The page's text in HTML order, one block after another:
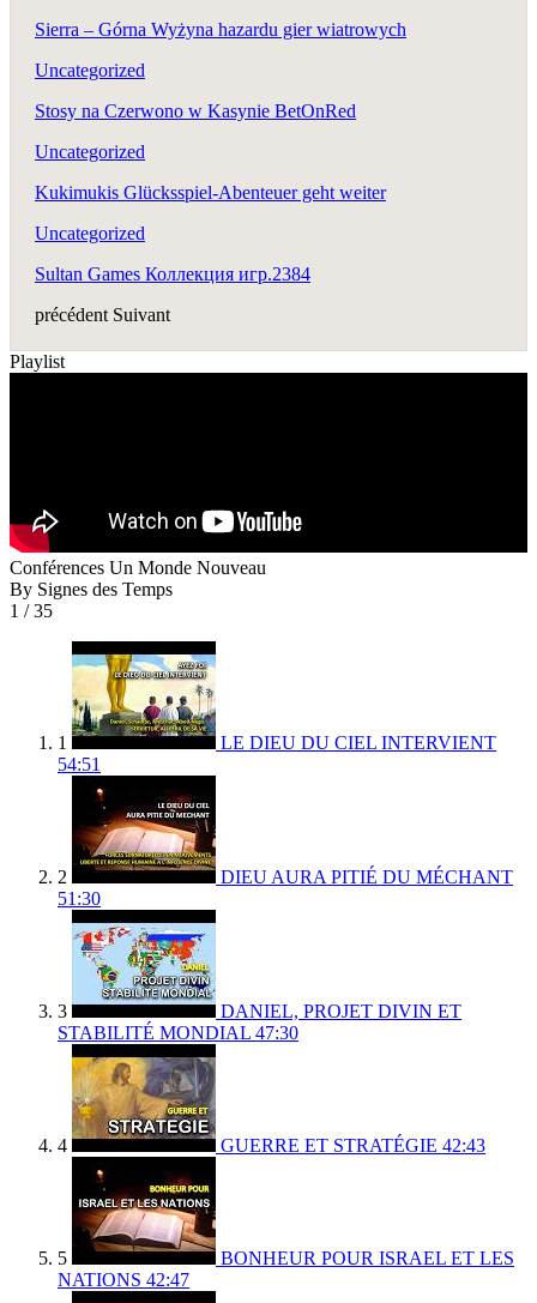
Sierra – Górna Wyżyna hazardu gier wiatrowych
Uncategorized
Stosy na Czerwono w Kasynie BetOnRed
Uncategorized
Kukimukis Glücksspiel-Abenteuer geht weiter
Uncategorized
Sultan Games Коллекция игр.2384
précédent Suivant
Playlist
Conférences Un Monde Nouveau
By Signes des Temps
1 / 35
1
LE DIEU DU CIEL INTERVIENT
54:51
2
DIEU AURA PITIÉ DU MÉCHANT
51:30
3
DANIEL, PROJET DIVIN ET
STABILITÉ MONDIAL 47:30
4 GUERRE ET STRATÉGIE 42:43
5
BONHEUR POUR ISRAEL ET LES
NATIONS 42:47